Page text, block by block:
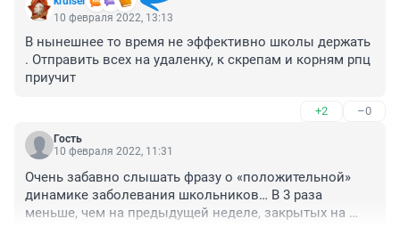
10 февраля 2022, 13:13
В нынешнее то время не эффективно школы держать
. Отправить всех на удаленку, к скрепам и корням рпц
приучит
+2 –0
Гость
10 февраля 2022, 11:31
Очень забавно слышать фразу о «положительной»
динамике заболевания школьников… В 3 раза
меньше, чем на предыдущей неделе, закрытых на